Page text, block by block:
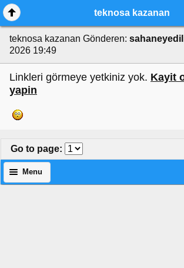
teknosa kazanan
teknosa kazanan Gönderen:
2026 19:49
Linkleri görmeye yetkiniz yok. Kayit
yapin
Go to page:
Menu